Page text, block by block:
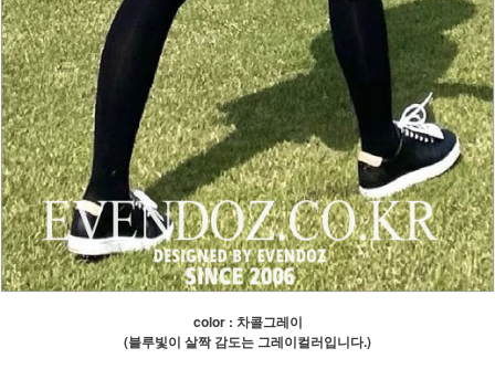
color : 차콜그레이
(블루빛이 살짝 감도는 그레이컬러입니다.)